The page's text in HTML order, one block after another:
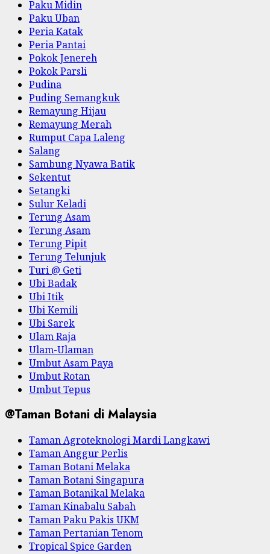
Paku Midin
Paku Uban
Peria Katak
Peria Pantai
Pokok Jenereh
Pokok Parsli
Pudina
Puding Semangkuk
Remayung Hijau
Remayung Merah
Rumput Capa Laleng
Salang
Sambung Nyawa Batik
Sekentut
Setangki
Sulur Keladi
Terung Asam
Terung Asam
Terung Pipit
Terung Telunjuk
Turi @ Geti
Ubi Badak
Ubi Itik
Ubi Kemili
Ubi Sarek
Ulam Raja
Ulam-Ulaman
Umbut Asam Paya
Umbut Rotan
Umbut Tepus
@Taman Botani di Malaysia
Taman Agroteknologi Mardi Langkawi
Taman Anggur Perlis
Taman Botani Melaka
Taman Botani Singapura
Taman Botanikal Melaka
Taman Kinabalu Sabah
Taman Paku Pakis UKM
Taman Pertanian Tenom
Tropical Spice Garden